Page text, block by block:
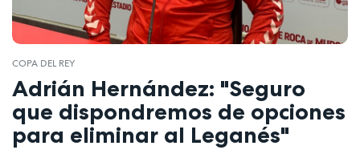
COPA DEL REY
Adrián Hernández: "Seguro
que dispondremos de opciones
para eliminar al Leganés"